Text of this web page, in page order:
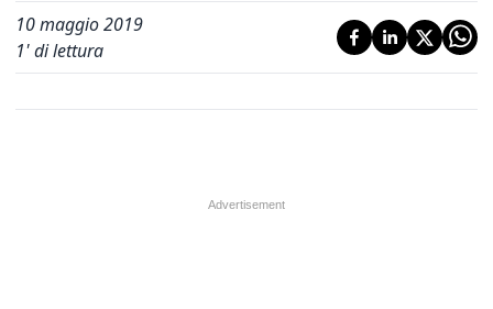
10 maggio 2019
1' di lettura